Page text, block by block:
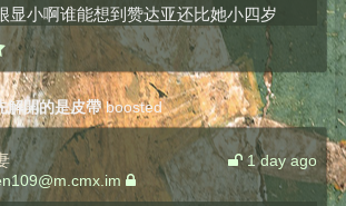
显小啊谁能想到赞达亚还比她小四岁
解開的是皮帶 boosted
1 day ago